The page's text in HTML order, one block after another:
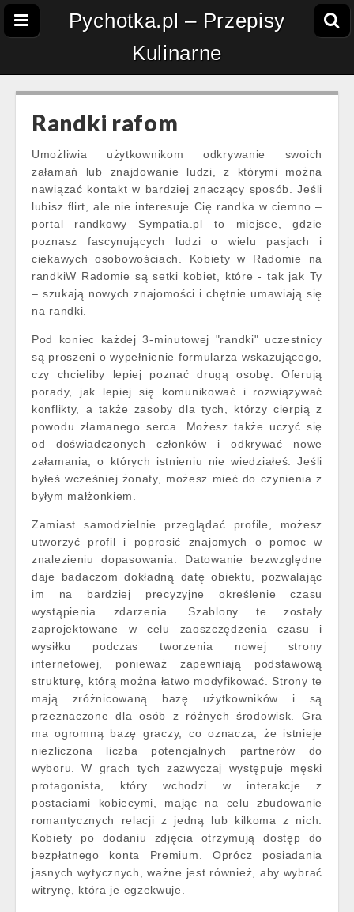
Pychotka.pl – Przepisy
Kulinarne
Randki rafom
Umożliwia użytkownikom odkrywanie swoich
załamań lub znajdowanie ludzi, z którymi można
nawiązać kontakt w bardziej znaczący sposób. Jeśli
lubisz flirt, ale nie interesuje Cię randka w ciemno –
portal randkowy Sympatia.pl to miejsce, gdzie
poznasz fascynujących ludzi o wielu pasjach i
ciekawych osobowościach. Kobiety w Radomie na
randkiW Radomie są setki kobiet, które - tak jak Ty
– szukają nowych znajomości i chętnie umawiają się
na randki.
Pod koniec każdej 3-minutowej "randki" uczestnicy
są proszeni o wypełnienie formularza wskazującego,
czy chcieliby lepiej poznać drugą osobę. Oferują
porady, jak lepiej się komunikować i rozwiązywać
konflikty, a także zasoby dla tych, którzy cierpią z
powodu złamanego serca. Możesz także uczyć się
od doświadczonych członków i odkrywać nowe
załamania, o których istnieniu nie wiedziałeś. Jeśli
byłeś wcześniej żonaty, możesz mieć do czynienia z
byłym małżonkiem.
Zamiast samodzielnie przeglądać profile, możesz
utworzyć profil i poprosić znajomych o pomoc w
znalezieniu dopasowania. Datowanie bezwzględne
daje badaczom dokładną datę obiektu, pozwalając
im na bardziej precyzyjne określenie czasu
wystąpienia zdarzenia. Szablony te zostały
zaprojektowane w celu zaoszczędzenia czasu i
wysiłku podczas tworzenia nowej strony
internetowej, ponieważ zapewniają podstawową
strukturę, którą można łatwo modyfikować. Strony te
mają zróżnicowaną bazę użytkowników i są
przeznaczone dla osób z różnych środowisk. Gra
ma ogromną bazę graczy, co oznacza, że istnieje
niezliczona liczba potencjalnych partnerów do
wyboru. W grach tych zazwyczaj występuje męski
protagonista, który wchodzi w interakcje z
postaciami kobiecymi, mając na celu zbudowanie
romantycznych relacji z jedną lub kilkoma z nich.
Kobiety po dodaniu zdjęcia otrzymują dostęp do
bezpłatnego konta Premium. Oprócz posiadania
jasnych wytycznych, ważne jest również, aby wybrać
witrynę, która je egzekwuje.